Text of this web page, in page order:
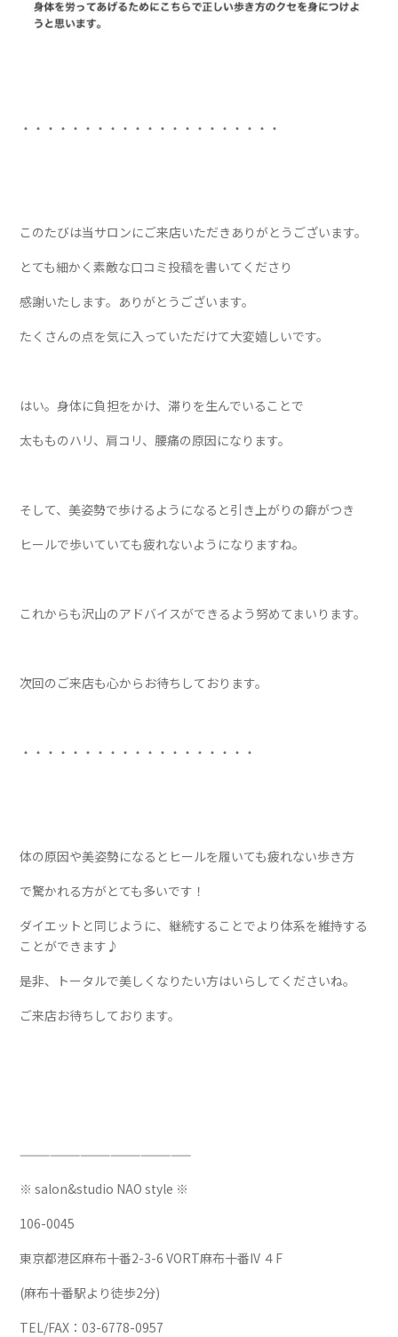
・・・・・・・・・・・・・・・・・・・・・
このたびは当サロンにご来店いただきありがとうございます。
とても細かく素敵な口コミ投稿を書いてくださり
感謝いたします。ありがとうございます。
たくさんの点を気に入っていただけて大変嬉しいです。
はい。身体に負担をかけ、滞りを生んでいることで
太もものハリ、肩コリ、腰痛の原因になります。
そして、美姿勢で歩けるようになると引き上がりの癖がつき
ヒールで歩いていても疲れないようになりますね。
これからも沢山のアドバイスができるよう努めてまいります。
次回のご来店も心からお待ちしております。
・・・・・・・・・・・・・・・・・・・
体の原因や美姿勢になるとヒールを履いても疲れない歩き方
で驚かれる方がとても多いです！
ダイエットと同じように、継続することでより体系を維持する
ことができます♪
是非、トータルで美しくなりたい方はいらしてくださいね。
ご来店お待ちしております。
—————————————————
※ salon&studio NAO style ※
106-0045
東京都港区麻布十番2-3-6 VORT麻布十番IV ４F
(麻布十番駅より徒歩2分)
TEL/FAX：03-6778-0957